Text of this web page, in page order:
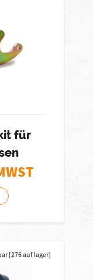
für
[276 auf lager]